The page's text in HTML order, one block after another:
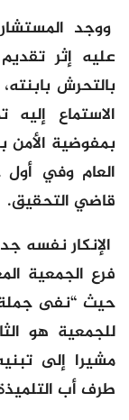
ووجد
عليه إثر
بالتحرش
الاستماع
بمفوضية الأمن
العام وفي
قاضي التحقيق.
الإنكار نفسه
فرع الجمعية
حيث “نفى جملة
للجمعية هو
مشيرا إلى
طرف أب